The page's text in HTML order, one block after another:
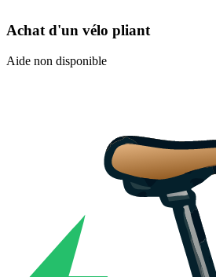
Achat d'un vélo pliant
Aide non disponible